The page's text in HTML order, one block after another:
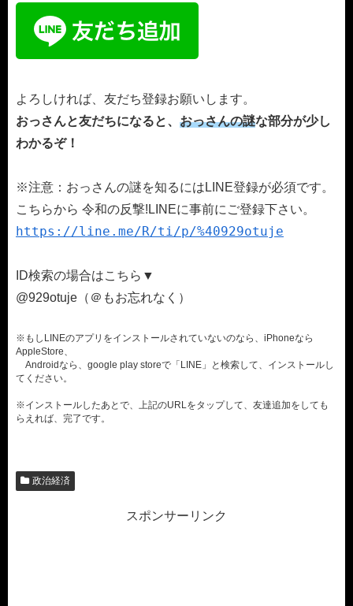
よろしければ、友だち登録お願いします。
おっさんと友だちになると、 おっさんの謎な部分が少し
わかるぞ！
※注意：おっさんの謎を知るにはLINE登録が必須です。
こちらから 令和の反撃!LINEに事前にご登録下さい。
https://line.me/R/ti/p/%40929otuje
ID検索の場合はこちら▼
@929otuje（＠もお忘れなく）
※もしLINEのアプリをインストールされていないのなら、iPhoneなら
AppleStore、
Androidなら、google play storeで「LINE」と検索して、インストールし
てください。
※インストールしたあとで、上記のURLをタップして、友達追加をしても
らえれば、完了です。
政治経済
スポンサーリンク